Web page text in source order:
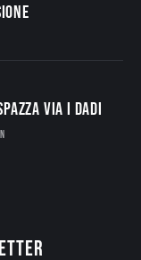
via i dadi